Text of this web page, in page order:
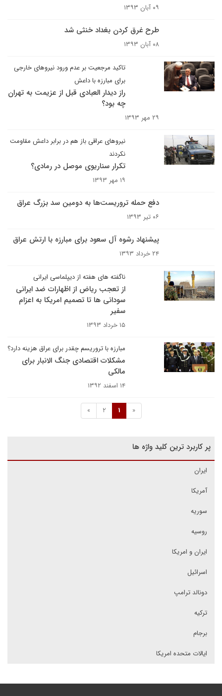
۰۹ آبان ۱۳۹۳
طرح غرق کردن بغداد خنثی شد
۰۸ آبان ۱۳۹۳
تاکید مرجعیت بر عدم ورود نیروهای خارجی
برای مبارزه با داعش
راز دیدار العبادی قبل از عزیمت به تهران
چه بود؟
۲۹ مهر ۱۳۹۳
نیروهای عراقی باز هم در برابر داعش مقاومت
نکردند
تکرار سناریوی موصل در رمادی؟
۱۹ مهر ۱۳۹۳
دفع حمله تروریست‌ها به دومین سد بزرگ عراق
۰۶ تیر ۱۳۹۳
پیشنهاد رشوه آل سعود برای مبارزه با ارتش عراق
۲۴ خرداد ۱۳۹۳
ناگفته های هفته از دیپلماسی ایرانی
از تعجب ریاض از اظهارات ضد ایرانی
سودانی ها تا تصمیم امریکا به اعزام
سفیر
۱۵ خرداد ۱۳۹۳
مبارزه با تروریسم چقدر برای عراق هزینه دارد؟
مشکلات اقتصادی جنگ الانبار برای
مالکی
۱۴ اسفند ۱۳۹۲
«
1
2
»
پر کاربرد ترین کلید واژه ها
ایران
آمریکا
سوریه
روسیه
ایران و امریکا
اسرائیل
دونالد ترامپ
ترکیه
برجام
ایالات متحده امریکا